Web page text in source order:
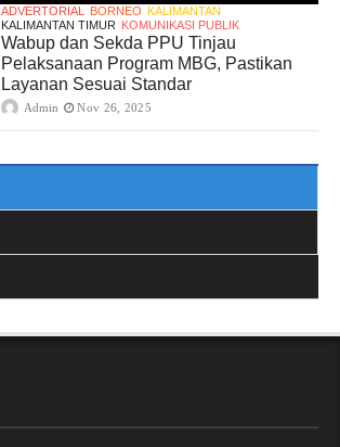
ADVERTORIAL BORNEO KALIMANTAN
KALIMANTAN TIMUR KOMUNIKASI PUBLIK
Wabup dan Sekda PPU Tinjau
Pelaksanaan Program MBG, Pastikan
Layanan Sesuai Standar
Admin Nov 26, 2025